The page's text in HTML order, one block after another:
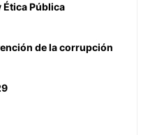
Ética Pública
de la corrupción